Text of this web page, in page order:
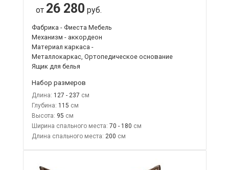
от 26 280 руб.
Фабрика - Фиеста Мебель
Механизм - аккордеон
Материал каркаса -
Металлокаркас, Ортопедическое основание
Ящик для белья
Набор размеров
Длина: 127 - 237
Глубина: 115
Высота: 95
Ширина спального места: 70 - 180
Длина спального места: 200